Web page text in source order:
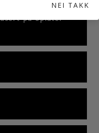
på opiater
NEI TAKK